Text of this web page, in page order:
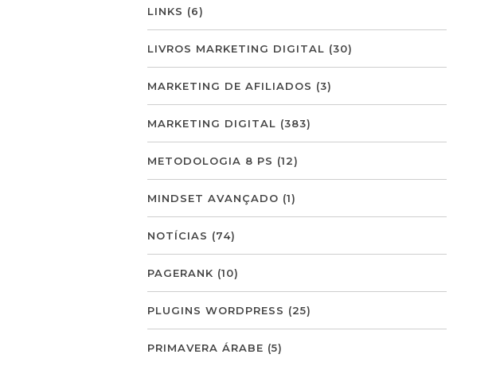
LINKS (6)
LIVROS MARKETING DIGITAL (30)
MARKETING DE AFILIADOS (3)
MARKETING DIGITAL (383)
METODOLOGIA 8 PS (12)
MINDSET AVANÇADO (1)
NOTÍCIAS (74)
PAGERANK (10)
PLUGINS WORDPRESS (25)
PRIMAVERA ÁRABE (5)